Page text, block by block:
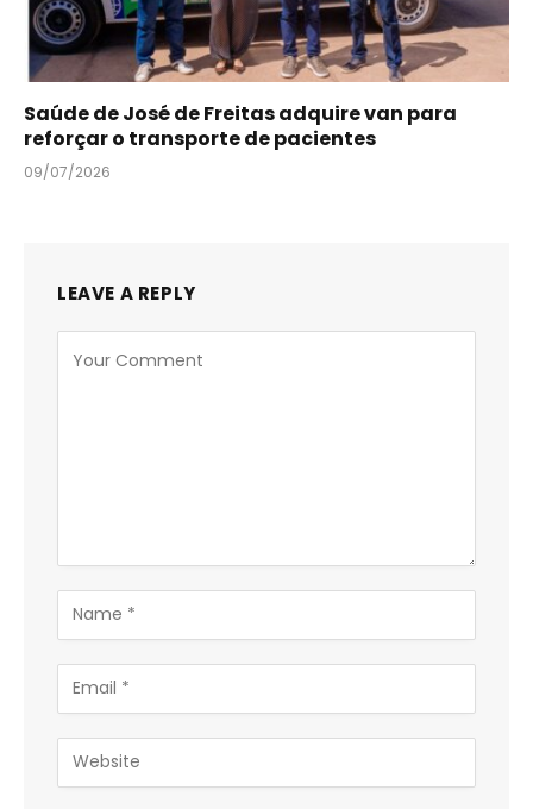
Saúde de José de Freitas adquire van para
reforçar o transporte de pacientes
09/07/2026
LEAVE A REPLY